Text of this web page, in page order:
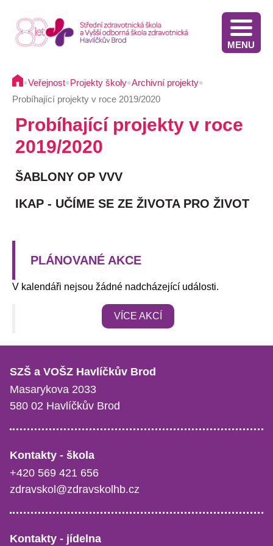
MENU
•Veřejnost•Projekty školy•Archivní projekty•
Probíhající projekty v roce 2019/2020
Probíhající projekty v roce
2019/2020
ŠABLONY OP VVV
IKAP - UČÍME SE ZE ŽIVOTA PRO ŽIVOT
PLÁNOVANÉ AKCE
V kalendáři nejsou žádné nadcházející události.
VÍCE AKCÍ
SZŠ a VOŠZ Havlíčkův Brod
Masarykova 2033
580 02 Havlíčkův Brod
Kontakty - škola
+420 569 421 656
zdravskol@zdravskolhb.cz
Kontakty - jídelna